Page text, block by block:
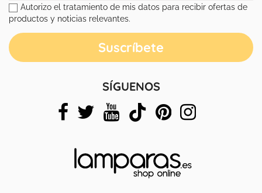
Autorizo el tratamiento de mis datos para recibir ofertas de
productos y noticias relevantes.
SÍGUENOS